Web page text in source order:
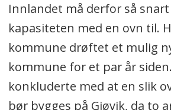
Innlandet må derfor så
kapasiteten med en ovn til.
kommune drøftet et mulig
kommune for et par år
konkluderte med at en slik
bør bygges på Gjøvik, da to